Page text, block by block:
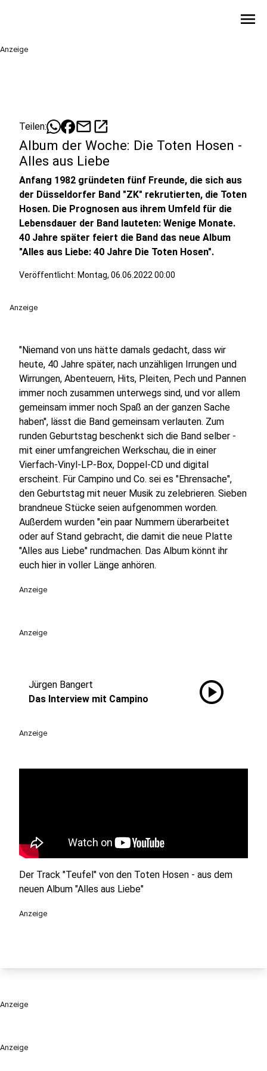
menu
Anzeige
Anzeige
Teilen: mailopen_in_new
Album der Woche: Die Toten Hosen -
Alles aus Liebe
Anfang 1982 gründeten fünf Freunde, die sich aus
der Düsseldorfer Band "ZK" rekrutierten, die Toten
Hosen. Die Prognosen aus ihrem Umfeld für die
Lebensdauer der Band lauteten: Wenige Monate.
40 Jahre später feiert die Band das neue Album
"Alles aus Liebe: 40 Jahre Die Toten Hosen".
Veröffentlicht: Montag, 06.06.2022 00:00
Anzeige
"Niemand von uns hätte damals gedacht, dass wir
heute, 40 Jahre später, nach unzähligen Irrungen und
Wirrungen, Abenteuern, Hits, Pleiten, Pech und Pannen
immer noch zusammen unterwegs sind, und vor allem
gemeinsam immer noch Spaß an der ganzen Sache
haben", lässt die Band gemeinsam verlauten. Zum
runden Geburtstag beschenkt sich die Band selber -
mit einer umfangreichen Werkschau, die in einer
Vierfach-Vinyl-LP-Box, Doppel-CD und digital
erscheint. Für Campino und Co. sei es "Ehrensache",
den Geburtstag mit neuer Musik zu zelebrieren. Sieben
brandneue Stücke seien aufgenommen worden.
Außerdem wurden "ein paar Nummern überarbeitet
oder auf Stand gebracht, die damit die neue Platte
"Alles aus Liebe" rundmachen. Das Album könnt ihr
euch hier in voller Länge anhören.
Anzeige
Anzeige
Jürgen Bangert
Das Interview mit Campino
play_circle
Anzeige
Der Track "Teufel" von den Toten Hosen - aus dem
neuen Album "Alles aus Liebe"
Anzeige
Anzeige